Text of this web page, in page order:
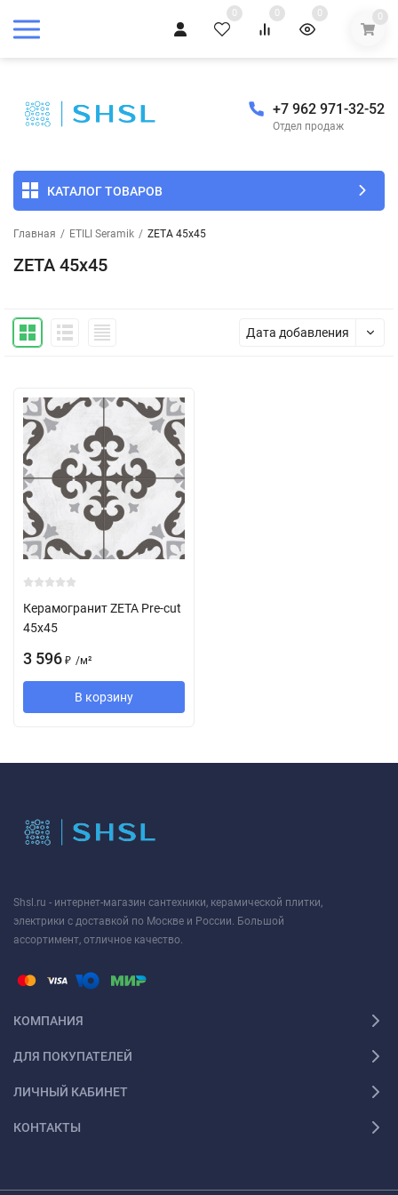
0 0 0 0
+7 962 971-32-52
Отдел продаж
КАТАЛОГ ТОВАРОВ
Главная / ETILI Seramik / ZETA 45x45
ZETA 45x45
Дата добавления
Керамогранит ZETA Pre-cut
45x45
3 596 ₽ /м²
В корзину
Shsl.ru - интернет-магазин сантехники, керамической плитки,
электрики с доставкой по Москве и России. Большой
ассортимент, отличное качество.
КОМПАНИЯ
ДЛЯ ПОКУПАТЕЛЕЙ
ЛИЧНЫЙ КАБИНЕТ
КОНТАКТЫ